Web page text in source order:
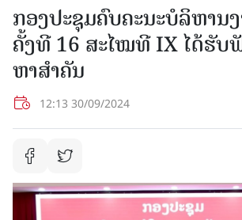
ກອງປະຊຸມຄົບຄະນະບໍລິຫານ
ຄັ້ງທີ 16 ສະໄໝທີ IX ໄດ້ຮັບ
ຫາສໍາຄັນ
12:13 30/09/2024